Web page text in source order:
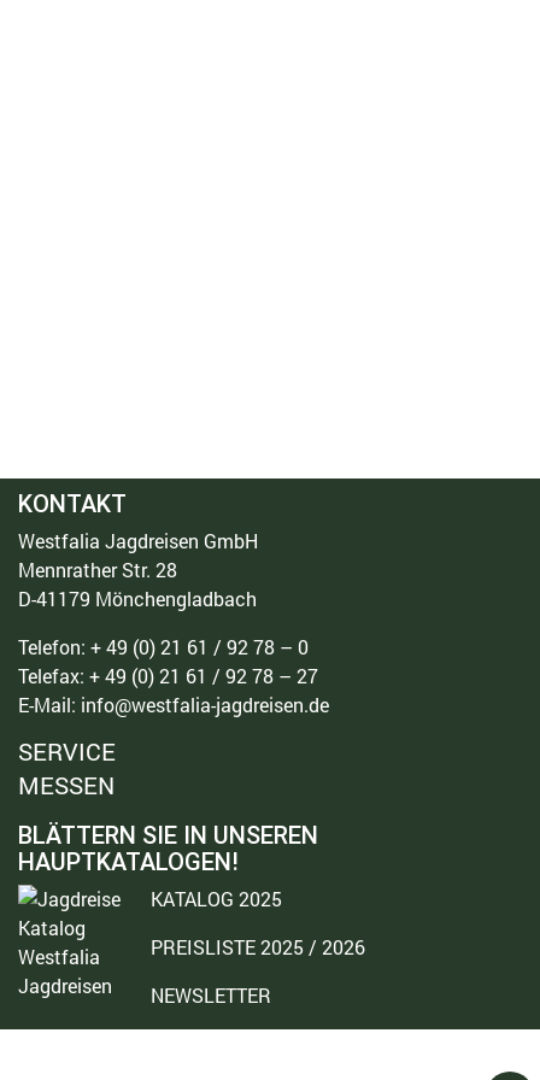
KONTAKT
Westfalia Jagdreisen GmbH
Mennrather Str. 28
D-41179 Mönchengladbach
Telefon: + 49 (0) 21 61 / 92 78 – 0
Telefax: + 49 (0) 21 61 / 92 78 – 27
E-Mail: info@westfalia-jagdreisen.de
SERVICE
MESSEN
BLÄTTERN SIE IN UNSEREN
HAUPTKATALOGEN!
KATALOG 2025
PREISLISTE 2025 / 2026
NEWSLETTER